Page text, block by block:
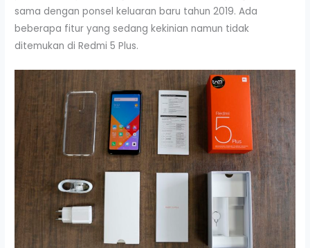
sama dengan ponsel keluaran baru tahun 2019. Ada
beberapa fitur yang sedang kekinian namun tidak
ditemukan di Redmi 5 Plus.